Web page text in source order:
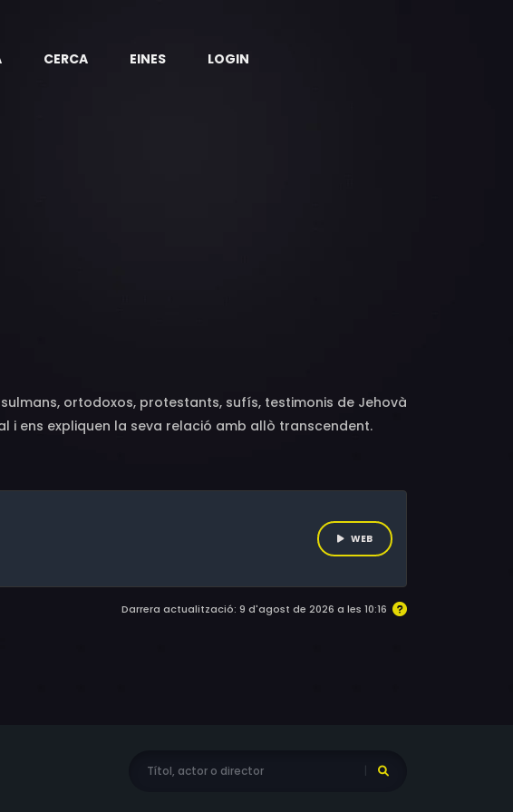
CERCA EINES LOGIN
ortodoxos, protestants, sufís, testimonis de Jehovà
i ens expliquen la seva relació amb allò transcendent.
WEB
Darrera actualització: 9 d'agost de 2026 a les 10:16